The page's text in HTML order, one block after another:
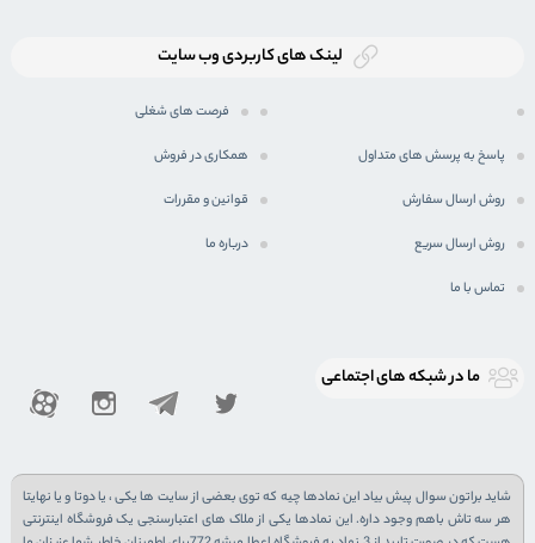
لینک های کاربردی وب سایت
فرصت های شغلی
پاسخ به پرسش های متداول همکاری در فروش
روش ارسال سفارش قوانین و مقررات
روش ارسال سریع درباره ما
تماس با ما
ما در شبكه های اجتماعی
شاید براتون سوال پیش بیاد این نمادها چیه که توی بعضی از سایت ها یکی ، یا دوتا و یا نهایتا
هر سه تاش باهم وجود داره. این نمادها یکی از ملاک های اعتبارسنجی یک فروشگاه اینترنتی